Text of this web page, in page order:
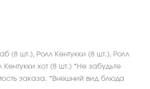
(8 шт.), Ролл Кентукки (8 шт.), Ролл
хот (8 шт.) *Не забудьте
заказа. *Внешний вид блюда